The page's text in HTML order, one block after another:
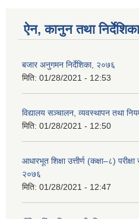
ऐन, कानुन तथा निर्देशिका
बजार अनुगमन निर्देशिका, २०७६
मिति: 01/28/2021 - 12:53
विद्यालय सञ्चालन, व्यवस्थापन तथा
मिति: 01/28/2021 - 12:50
आधारभूत शिक्षा उत्तीर्ण (कक्षा–८)
२०७६
मिति: 01/28/2021 - 12:47